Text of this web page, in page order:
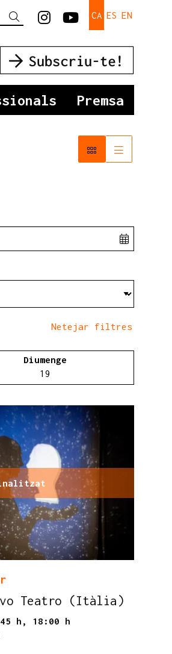
CA ES EN
Link a instagram
Link a
Cercar
Premsa
Netejar filtres
Diumenge
19
Teatro (Itàlia)
h,
18:00 h